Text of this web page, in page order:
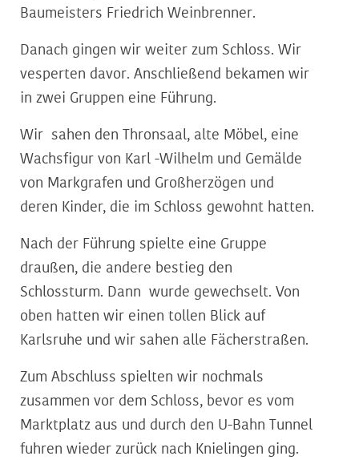
Baumeisters Friedrich Weinbrenner.
Danach gingen wir weiter zum Schloss. Wir
vesperten davor. Anschließend bekamen wir
in zwei Gruppen eine Führung.
Wir sahen den Thronsaal, alte Möbel, eine
Wachsfigur von Karl -Wilhelm und Gemälde
von Markgrafen und Großherzögen und
deren Kinder, die im Schloss gewohnt hatten.
Nach der Führung spielte eine Gruppe
draußen, die andere bestieg den
Schlossturm. Dann wurde gewechselt. Von
oben hatten wir einen tollen Blick auf
Karlsruhe und wir sahen alle Fächerstraßen.
Zum Abschluss spielten wir nochmals
zusammen vor dem Schloss, bevor es vom
Marktplatz aus und durch den U-Bahn Tunnel
fuhren wieder zurück nach Knielingen ging.